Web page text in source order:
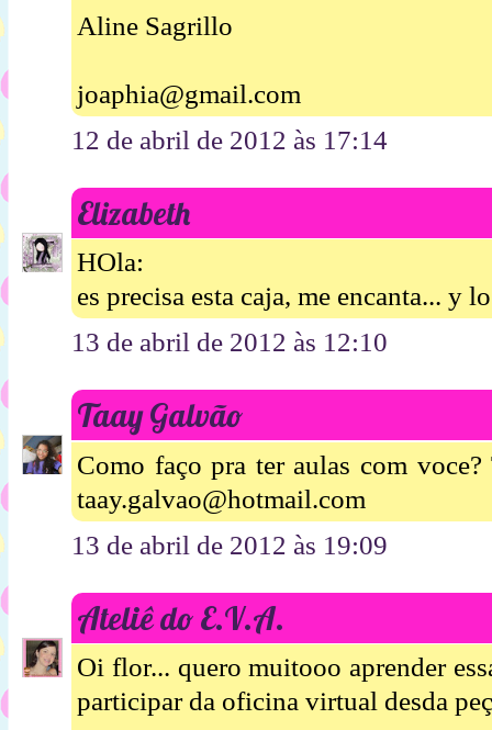
Aline Sagrillo
joaphia@gmail.com
12 de abril de 2012 às 17:14
Elizabeth
HOla:
es precisa esta caja, me encanta... y
13 de abril de 2012 às 12:10
Taay Galvão
Como faço pra ter aulas com
taay.galvao@hotmail.com
13 de abril de 2012 às 19:09
Ateliê do E.V.A.
Oi flor... quero muitooo aprender
participar da oficina virtual desda